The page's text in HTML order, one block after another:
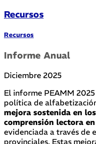
Recursos
Recursos
Informe Anual
Diciembre 2025
El informe PEAMM
política de
mejora sostenida en
comprensión lectora
evidenciada a través de
provinciales. Estas